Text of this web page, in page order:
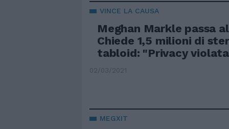
VINCE LA CAUSA
Meghan Markle passa
Chiede 1,5 milioni di
tabloid: "Privacy
02/03/2021
MEGXIT